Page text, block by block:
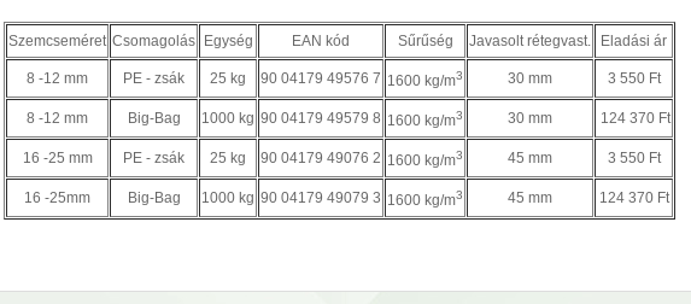
Szemcseméret Csomagolás Egység EAN kód Sűrűség Javasolt rétegvast. Eladási ár
8 -12 mm PE - zsák 25 kg 90 04179 49576 7 1600 kg/m3 30 mm 3 550 Ft
8 -12 mm Big-Bag 1000 kg 90 04179 49579 8 1600 kg/m3 30 mm 124 370 Ft
16 -25 mm PE - zsák 25 kg 90 04179 49076 2 1600 kg/m3 45 mm 3 550 Ft
16 -25mm Big-Bag 1000 kg 90 04179 49079 3 1600 kg/m3 45 mm 124 370 Ft